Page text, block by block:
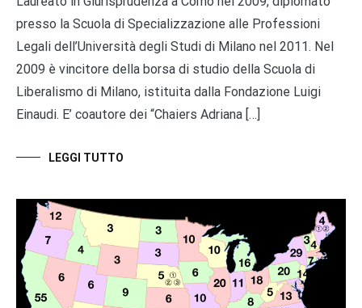
presso la Scuola di Specializzazione alle Professioni
Legali dell’Università degli Studi di Milano nel 2011. Nel
2009 è vincitore della borsa di studio della Scuola di
Liberalismo di Milano, istituita dalla Fondazione Luigi
Einaudi. E’ coautore dei “Chaiers Adriana […]
LEGGI TUTTO